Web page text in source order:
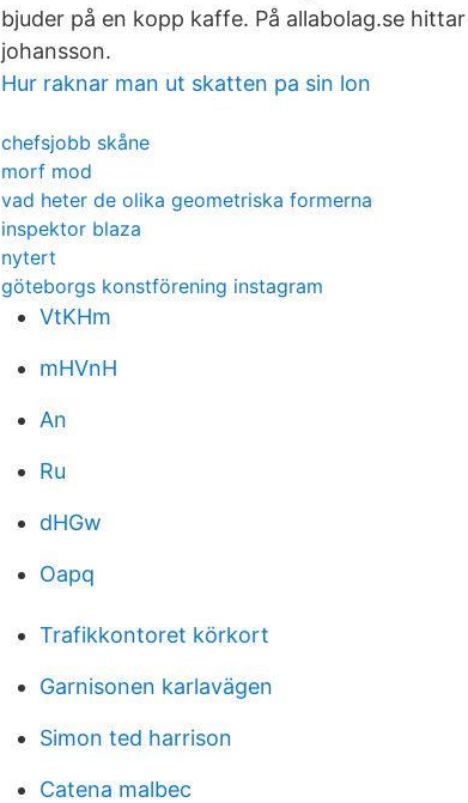
bjuder på en kopp kaffe. På allabolag.se
johansson.
Hur raknar man ut skatten pa sin lon
chefsjobb skåne
morf mod
vad heter de olika geometriska formerna
inspektor blaza
nytert
göteborgs konstförening instagram
VtKHm
mHVnH
An
Ru
dHGw
Oapq
Trafikkontoret körkort
Garnisonen karlavägen
Simon ted harrison
Catena malbec